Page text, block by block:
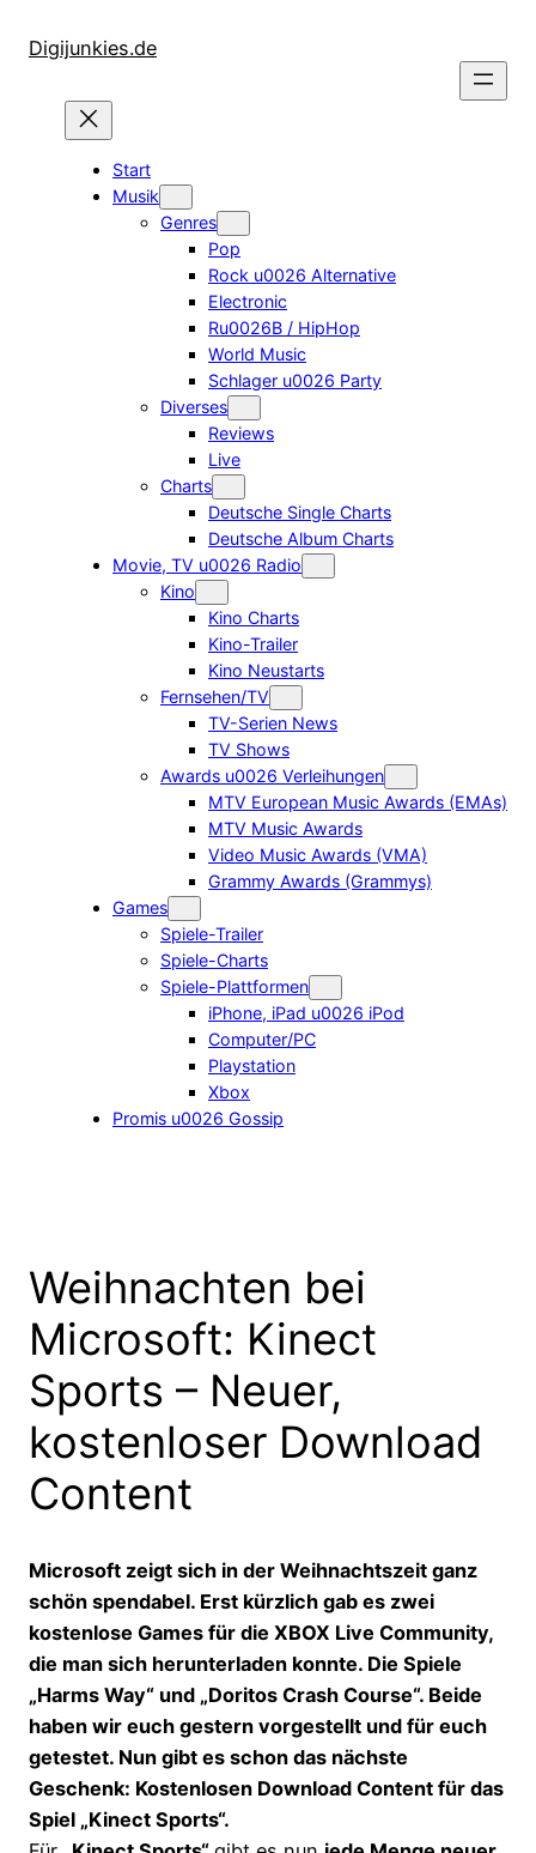
InhaltDigijunkies.de
Start
Musik
Genres
Pop
Rock u0026 Alternative
Electronic
Ru0026B / HipHop
World Music
Schlager u0026 Party
Diverses
Reviews
Live
Charts
Deutsche Single Charts
Deutsche Album Charts
Movie, TV u0026 Radio
Kino
Kino Charts
Kino-Trailer
Kino Neustarts
Fernsehen/TV
TV-Serien News
TV Shows
Awards u0026 Verleihungen
MTV European Music Awards (EMAs)
MTV Music Awards
Video Music Awards (VMA)
Grammy Awards (Grammys)
Games
Spiele-Trailer
Spiele-Charts
Spiele-Plattformen
iPhone, iPad u0026 iPod
Computer/PC
Playstation
Xbox
Promis u0026 Gossip
Weihnachten bei
Microsoft: Kinect
Sports – Neuer,
kostenloser Download
Content
Microsoft zeigt sich in der Weihnachtszeit ganz
schön spendabel. Erst kürzlich gab es zwei
kostenlose Games für die XBOX Live Community,
die man sich herunterladen konnte. Die Spiele
„Harms Way“ und „Doritos Crash Course“. Beide
haben wir euch gestern vorgestellt und für euch
getestet. Nun gibt es schon das nächste
Geschenk: Kostenlosen Download Content für das
Spiel „Kinect Sports“.